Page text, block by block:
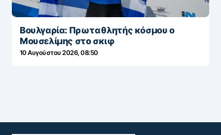
Βουλγαρία: Πρωταθλητής κόσμου ο
Μουσελίμης στο σκιφ
10 Αυγούστου 2026, 08:50